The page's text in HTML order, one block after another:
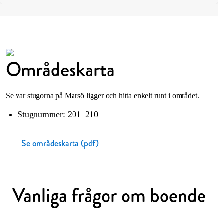
Områdeskarta
Se var stugorna på Marsö ligger och hitta enkelt runt i området.
Stugnummer: 201–210
Se områdeskarta (pdf)
Vanliga frågor om boende